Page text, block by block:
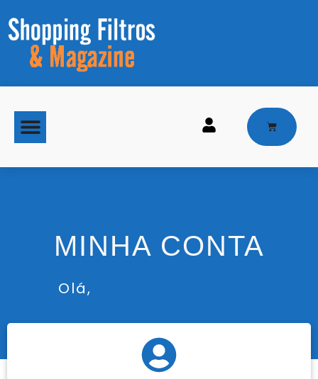
MINHA CONTA
Olá,